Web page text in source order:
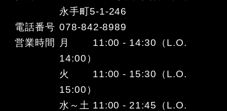
永手町5-1-246
電話番号 078-842-8989
営業時間
月 11:00 - 14:30（L.O.
14:00）
火 11:00 - 15:30（L.O.
15:00）
水～土 11:00 - 21:45（L.O.